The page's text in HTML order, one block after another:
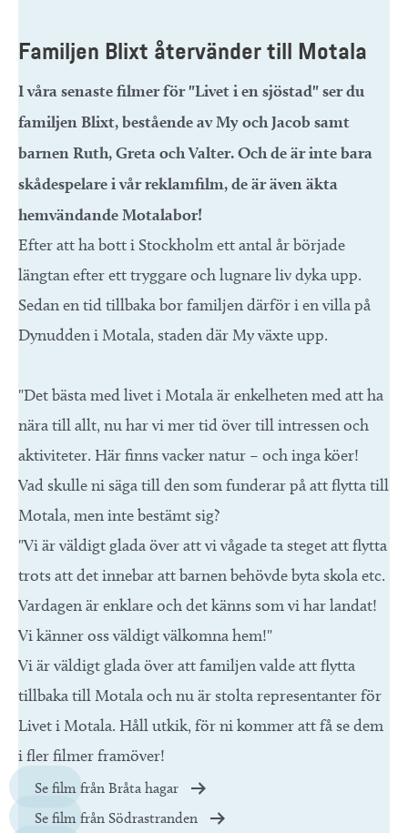
Familjen Blixt återvänder till Motala
I våra senaste filmer för "Livet i en sjöstad" ser du
familjen Blixt, bestående av My och Jacob samt
barnen Ruth, Greta och Valter. Och de är inte bara
skådespelare i vår reklamfilm, de är även äkta
hemvändande Motalabor!
Efter att ha bott i Stockholm ett antal år började
längtan efter ett tryggare och lugnare liv dyka upp.
Sedan en tid tillbaka bor familjen därför i en villa på
Dynudden i Motala, staden där My växte upp.
"Det bästa med livet i Motala är enkelheten med att ha
nära till allt, nu har vi mer tid över till intressen och
aktiviteter. Här finns vacker natur – och inga köer!
Vad skulle ni säga till den som funderar på att flytta till
Motala, men inte bestämt sig?
"Vi är väldigt glada över att vi vågade ta steget att flytta
trots att det innebar att barnen behövde byta skola etc.
Vardagen är enklare och det känns som vi har landat!
Vi känner oss väldigt välkomna hem!"
Vi är väldigt glada över att familjen valde att flytta
tillbaka till Motala och nu är stolta representanter för
Livet i Motala. Håll utkik, för ni kommer att få se dem
i fler filmer framöver!
Se film från Bråta hagar
Se film från Södrastranden